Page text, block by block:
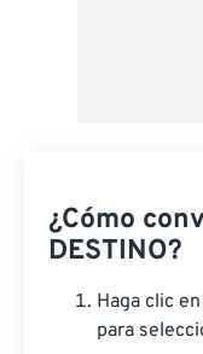
¿Cómo
DESTINO?
Haga clic
para